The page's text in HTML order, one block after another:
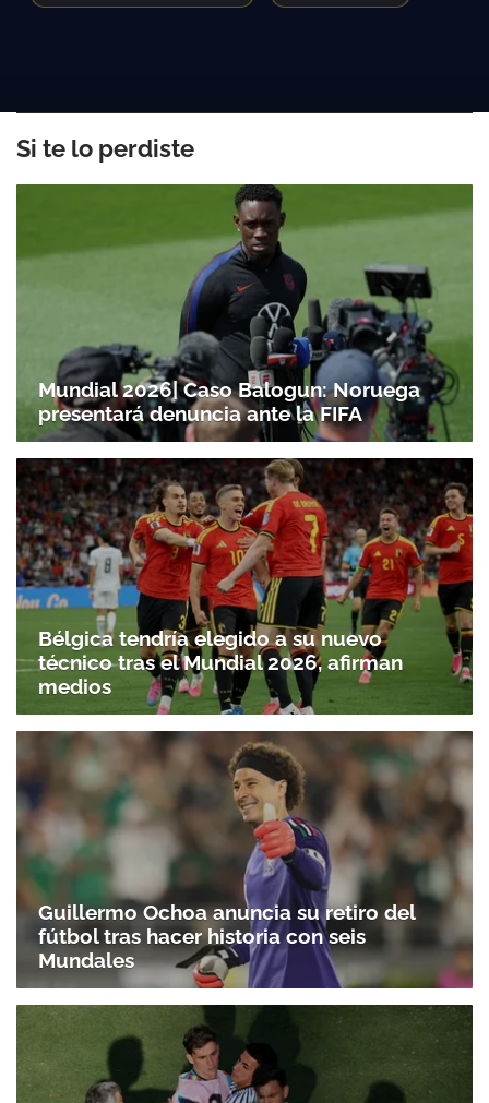
Si te lo perdiste
Mundial 2026| Caso Balogun: Noruega
presentará denuncia ante la FIFA
Bélgica tendría elegido a su nuevo
técnico tras el Mundial 2026, afirman
medios
Guillermo Ochoa anuncia su retiro del
fútbol tras hacer historia con seis
Mundales